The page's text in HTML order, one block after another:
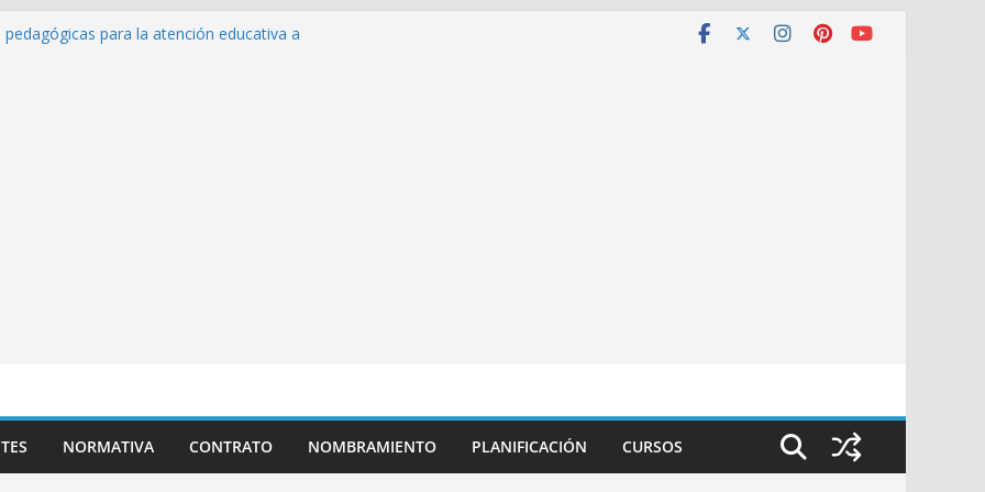
pedagógicas para la atención educativa a
NORMATIVA CONTRATO NOMBRAMIENTO PLANIFICACIÓN CURSOS